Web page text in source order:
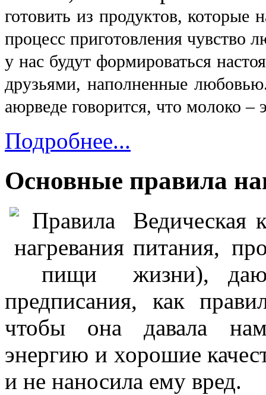
готовить из продуктов, которые
процесс приготовления чувство
у нас будут формироваться
друзьями, наполненные
аюрведе говорится, что молоко
Подробнее...
Основные правила
Ведическая
питания,
жизни),
предписания, как
чтобы она давала
энергию и хорошие
и не наносила ему вред.